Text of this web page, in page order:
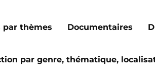
par thèmes Documentaires
par genre, thématique,